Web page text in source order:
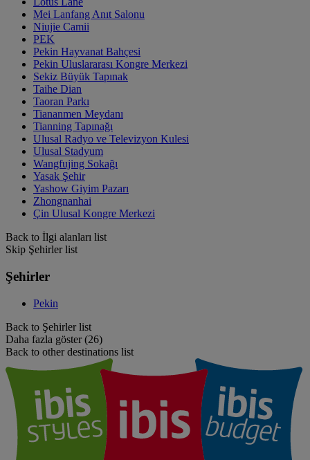
Mei Lanfang Anıt Salonu
Niujie Camii
PEK
Pekin Hayvanat Bahçesi
Pekin Uluslararası Kongre Merkezi
Sekiz Büyük Tapınak
Taihe Dian
Taoran Parkı
Tiananmen Meydanı
Tianning Tapınağı
Ulusal Radyo ve Televizyon Kulesi
Ulusal Stadyum
Wangfujing Sokağı
Yasak Şehir
Yashow Giyim Pazarı
Zhongnanhai
Çin Ulusal Kongre Merkezi
Back to İlgi alanları list
Skip Şehirler list
Şehirler
Pekin
Back to Şehirler list
Daha fazla göster (26)
Back to other destinations list